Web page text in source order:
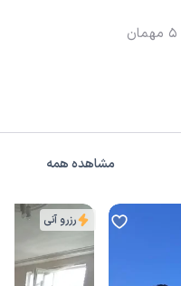
مشاهده همه
رزرو آنی